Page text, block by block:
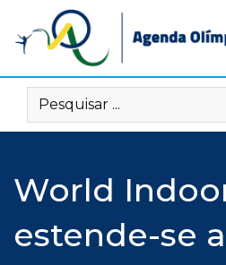
content
World
estende-se